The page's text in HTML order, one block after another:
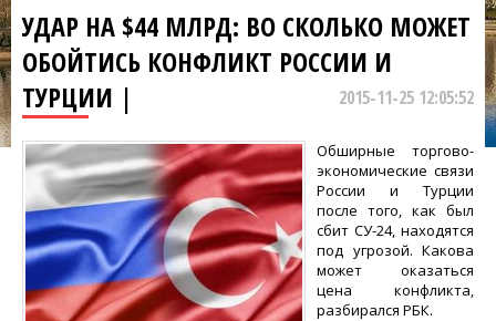
УДАР НА $44 МЛРД: ВО СКОЛЬКО МОЖЕТ
ОБОЙТИСЬ КОНФЛИКТ РОССИИ И
ТУРЦИИ |
2015-11-25 12:05:52
Обширные торгово-
экономические связи
России и Турции
после того, как был
сбит СУ-24, находятся
под угрозой. Какова
может оказаться
цена конфликта,
разбирался РБК.